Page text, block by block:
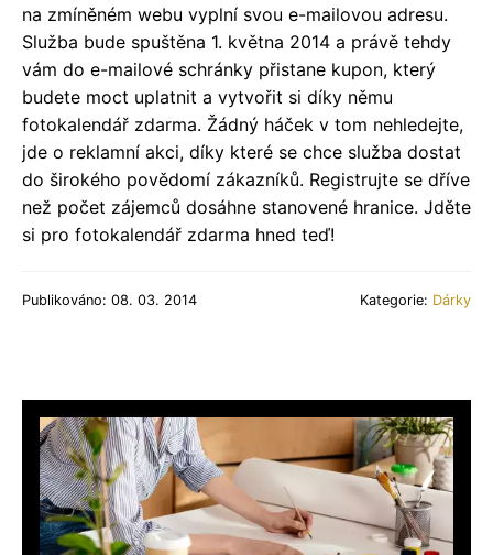
na zmíněném webu vyplní svou e-mailovou adresu.
Služba bude spuštěna 1. května 2014 a právě tehdy
vám do e-mailové schránky přistane kupon, který
budete moct uplatnit a vytvořit si díky němu
fotokalendář zdarma. Žádný háček v tom nehledejte,
jde o reklamní akci, díky které se chce služba dostat
do širokého povědomí zákazníků. Registrujte se dříve
než počet zájemců dosáhne stanovené hranice. Jděte
si pro fotokalendář zdarma hned teď!
Publikováno: 08. 03. 2014 Kategorie: Dárky